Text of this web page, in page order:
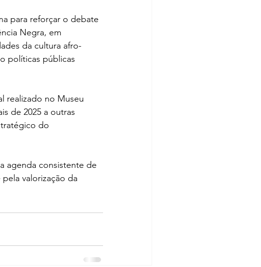
para reforçar o debate
Negra, em
da cultura afro-
políticas públicas
realizado no Museu
de 2025 a outras
do
agenda consistente de
valorização da